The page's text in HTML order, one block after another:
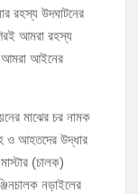
রহস্য উদঘাটনের
আমরা রহস্য
আমরা আইনের
মাঝের চর নামক
ও আহতদের উদ্ধার
(চালক)
নড়াইলের